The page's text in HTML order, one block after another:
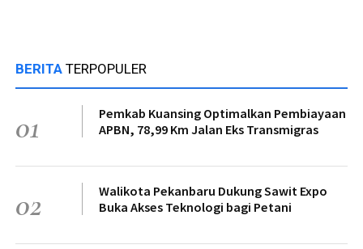
BERITA TERPOPULER
01
Pemkab Kuansing Optimalkan Pembiayaan
APBN, 78,99 Km Jalan Eks Transmigras
02
Walikota Pekanbaru Dukung Sawit Expo
Buka Akses Teknologi bagi Petani